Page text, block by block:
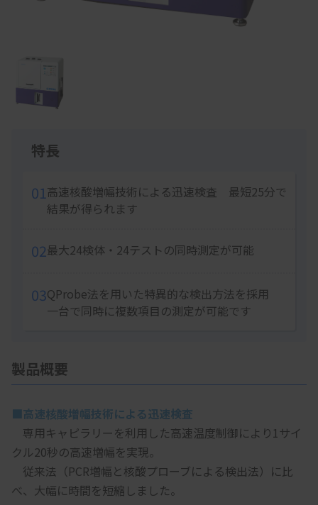
of
1
特長
01高速核酸増幅技術による迅速検査 最短25分で
結果が得られます
02最大24検体・24テストの同時測定が可能
03QProbe法を用いた特異的な検出方法を採用
一台で同時に複数項目の測定が可能です
製品概要
■高速核酸増幅技術による迅速検査
専用キャピラリーを利用した高速温度制御により1サイ
クル20秒の高速増幅を実現。
従来法（PCR増幅と核酸プローブによる検出法）に比
べ、大幅に時間を短縮しました。